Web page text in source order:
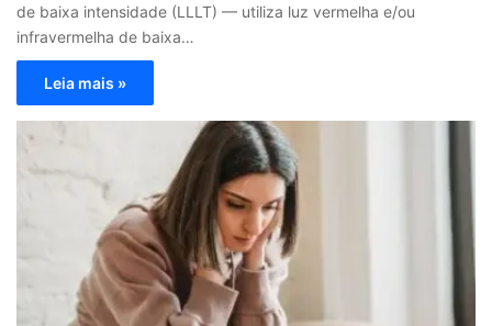
de baixa intensidade (LLLT) — utiliza luz vermelha e/ou
infravermelha de baixa…
Leia mais »